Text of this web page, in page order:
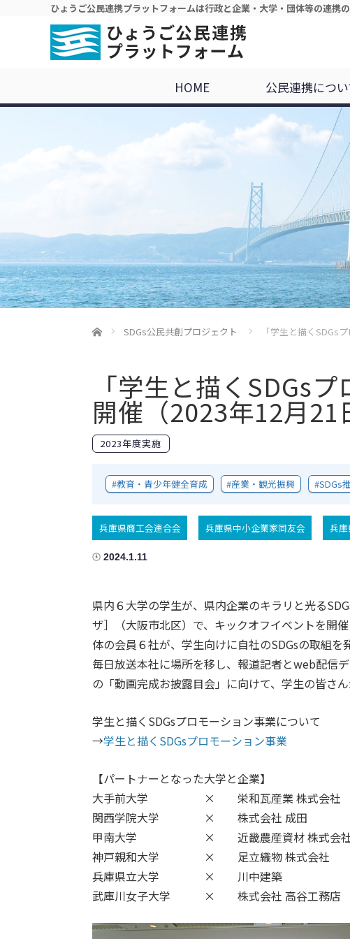
ひょうご公民連携プラットフォームは行政と企業・大学・団体等の連携の
HOME 公民連携につ
ホーム SDGs公民共創プロジェクト 「学生と描くSDGs
「学生と描くSDGs
開催（2023年12月21
2023年度実施
教育・青少年健全育成 産業・観光振興 SDGs
兵庫県商工会連合会 兵庫県中小企業家同友会 兵
2024.1.11
県内６大学の学生が、県内企業のキラリと光る
ザ］（大阪市北区）で、キックオフイベントを開
体の会員６社が、学生向けに自社のSDGsの取組
毎日放送本社に場所を移し、報道記者とweb配信
の「動画完成お披露目会」に向けて、学生の皆さ
学生と描くSDGsプロモーション事業について
→学生と描くSDGsプロモーション事業
【パートナーとなった大学と企業】
大手前大学 × 栄和瓦産業 株式会社 （
関西学院大学 × 株式会社 成田 （
甲南大学 × 近畿農産資材 株式会社
神戸親和大学 × 足立織物 株式会社
兵庫県立大学 × 川中建築 （
武庫川女子大学 × 株式会社 高谷工務店